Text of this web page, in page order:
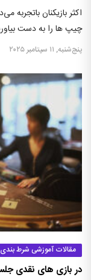
اکثر بازیکنان باتجربه
چیپ ها را به دست
پنج‌شنبه, ۱۱ سپتامبر ۲۰۲۵
مقالات آموزشی شرط بندی
در بازی های نقدی